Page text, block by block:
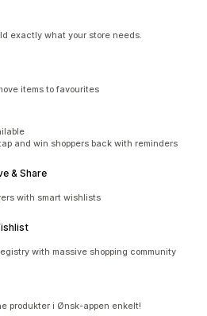
exactly what your store needs.
items to favourites
and win shoppers back with reminders
& Share
with smart wishlists
with massive shopping community
produkter i Ønsk-appen enkelt!